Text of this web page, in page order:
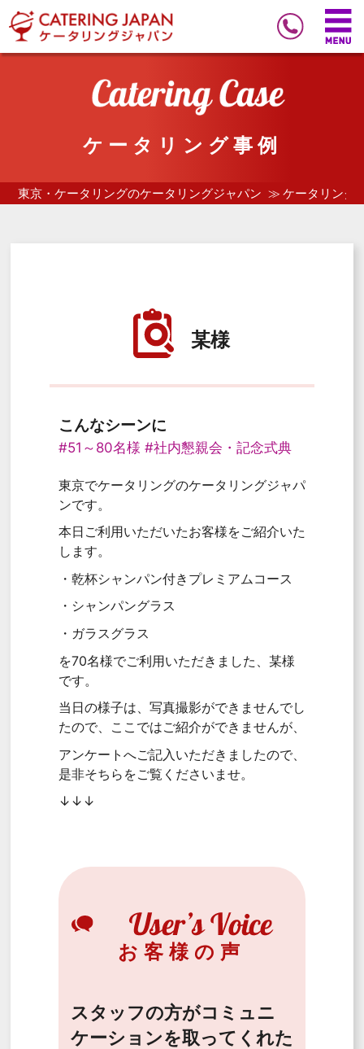
ケータリング事例
東京・ケータリングのケータリングジャパン ケータリング
某様
こんなシーンに
#51～80名様 #社内懇親会・記念式典
東京でケータリングのケータリングジャパ
ンです。
本日ご利用いただいたお客様をご紹介いた
します。
・乾杯シャンパン付きプレミアムコース
・シャンパングラス
・ガラスグラス
を70名様でご利用いただきました、某様
です。
当日の様子は、写真撮影ができませんでし
たので、ここではご紹介ができませんが、
アンケートへご記入いただきましたので、
是非そちらをご覧くださいませ。
↓↓↓
お客様の声
スタッフの方がコミュニ
ケーションを取ってくれた